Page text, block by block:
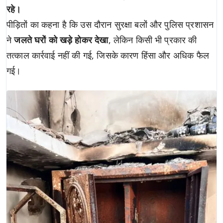
रहे।
पीड़ितों का कहना है कि उस दौरान सुरक्षा बलों और पुलिस प्रशासन
नेजलते घरों को खड़े होकर देखा, लेकिन किसी भी प्रकार की
तत्काल कार्रवाई नहीं की गई, जिसके कारण हिंसा और अधिक फैल
गई।